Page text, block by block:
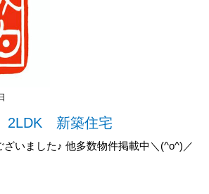
2LDK 新築住宅
ざいました♪ 他多数物件掲載中＼(^o^)／